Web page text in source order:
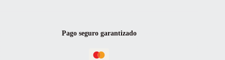
Pago seguro garantizado